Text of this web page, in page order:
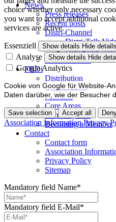
News
Press releases
Recent posts
Distri-Channel
Distri-Talk
Distri-Talk
Events / Dates
FBDi
Distribution
Organisation
Mandate
Core Areas
Company lists
Becoming a Member
Contact
Contact form
Association
Privacy Policy
Sitemap
Mandatory field Name*
Mandatory field E-Mail*
choice whether only necessary
you want to accept additional
services are active.
Essenziell Show details Hide details
Analyse Show details Hide
Google Analytics
Cookie von Google für Website-
Daten darüber, wie der Besucher
Save selection Accept all
Association Information Privacy